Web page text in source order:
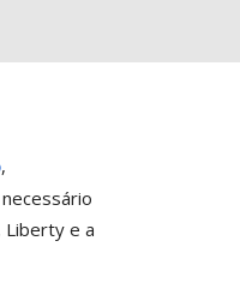
,
Liberty e a